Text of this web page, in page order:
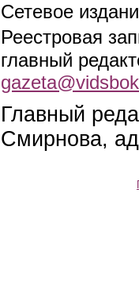
Сетевое
Реестровая
главный
Главный
Смирнова,